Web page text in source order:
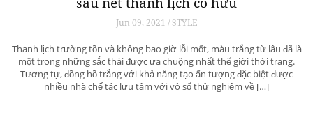
Jun 09, 2021 / STYLE
Thanh lịch trường tồn và không bao giờ lỗi mốt, màu trắng từ lâu đã là
một trong những sắc thái được ưa chuộng nhất thế giới thời trang.
Tương tự, đồng hồ trắng với khả năng tạo ấn tượng đặc biệt được
nhiều nhà chế tác lưu tâm với vô số thử nghiệm về […]